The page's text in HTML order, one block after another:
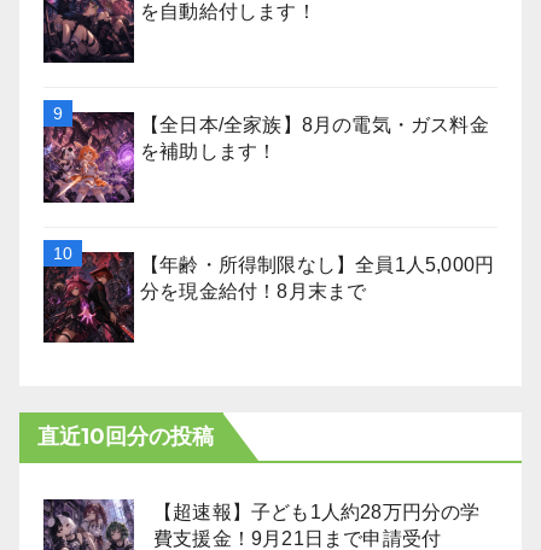
を自動給付します！
【全日本/全家族】8月の電気・ガス料金
を補助します！
【年齢・所得制限なし】全員1人5,000円
分を現金給付！8月末まで
直近10回分の投稿
【超速報】子ども1人約28万円分の学
費支援金！9月21日まで申請受付